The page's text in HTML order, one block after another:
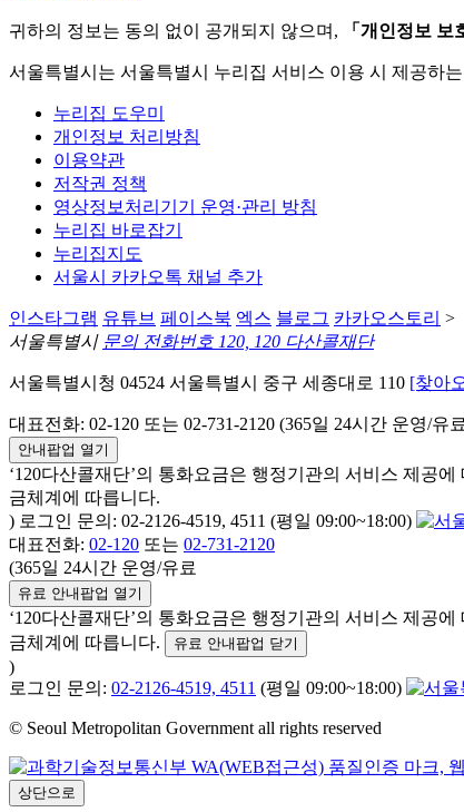
귀하의 정보는 동의 없이 공개되지 않으며, 「개인정보 보
서울특별시는 서울특별시 누리집 서비스 이용 시 제공하
누리집 도우미
개인정보 처리방침
이용약관
저작권 정책
영상정보처리기기 운영·관리 방침
누리집 바로잡기
누리집지도
서울시 카카오톡 채널 추가
인스타그램 유튜브 페이스북 엑스 블로그 카카오스토리 >
서울특별시 문의 전화번호 120, 120 다산콜재단
서울특별시청 04524 서울특별시 중구 세종대로 110 [찾아
대표전화: 02-120 또는 02-731-2120 (365일 24시간 운영/유료
안내팝업 열기
‘120다산콜재단’의 통화요금은 행정기관의 서비스 제공에
금체계에 따릅니다.
) 로그인 문의: 02-2126-4519, 4511 (평일 09:00~18:00)
대표전화: 02-120 또는 02-731-2120
(365일 24시간 운영/유료
유료 안내팝업 열기
‘120다산콜재단’의 통화요금은 행정기관의 서비스 제공에
금체계에 따릅니다.
유료 안내팝업 닫기
)
로그인 문의: 02-2126-4519, 4511 (평일 09:00~18:00)
© Seoul Metropolitan Government all rights reserved
상단으로